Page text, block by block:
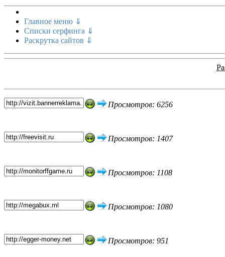
Главное меню ⇓
Списки серфинга ⇓
Раскрутка сайтов ⇓
Просмотров: 6256
Просмотров: 1407
Просмотров: 1108
Просмотров: 1080
Просмотров: 951